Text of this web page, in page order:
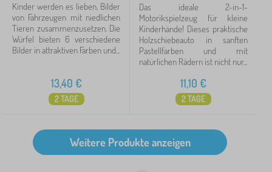
Kinder werden es lieben, Bilder
von Fahrzeugen mit niedlichen
Tieren zusammenzusetzen. Die
Würfel bieten 6 verschiedene
Bilder in attraktiven Farben und...
13,40 €
2 TAGE
Das ideale 2-in-1-
Motorikspielzeug für kleine
Kinderhände! Dieses praktische
Holzschiebeauto in sanften
Pastellfarben und mit
natürlichen Rädern ist nicht nur...
11,10 €
2 TAGE